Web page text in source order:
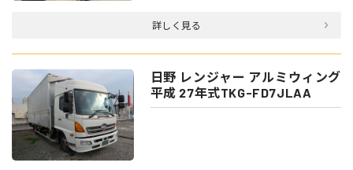
詳しく見る
日野 レンジャー アルミウィング
平成 27年式TKG-FD7JLAA